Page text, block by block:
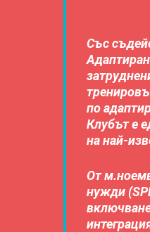
Със
по
Клубът е
на най-
От
нужди